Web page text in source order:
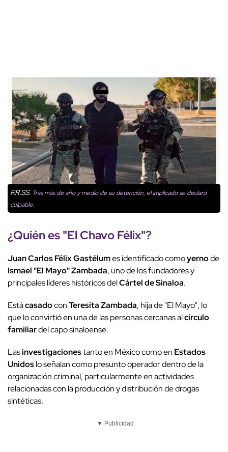
RR.SS. Tras más de año y medio de su detención, el implicado se declaró
culpable.
¿Quién es "El Chavo Félix"?
Juan Carlos Félix Gastélumes identificado comoyernode
Ismael "El Mayo" Zambada, uno de los fundadores y
principales líderes históricos delCártel de Sinaloa.
EstácasadoconTeresita Zambada, hija de "El Mayo", lo
que lo convirtió en una de las personas cercanas alcírculo
familiardel capo sinaloense.
Lasinvestigacionestanto en México como en Estados
Unidoslo señalan como presunto operador dentro de la
organización criminal, particularmente en actividades
relacionadas con la producción y distribución de drogas
sintéticas.
▼ Publicidad